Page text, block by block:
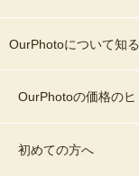
OurPhotoについて知る
OurPhotoの価格のヒ
初めての方へ